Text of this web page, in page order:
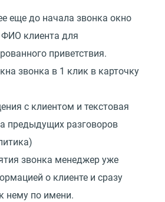
еще до начала звонка окно
ФИО клиента для
приветствия.
звонка в 1 клик в карточку
с клиентом и текстовая
предыдущих разговоров
звонка менеджер уже
о клиенте и сразу
нему по имени.